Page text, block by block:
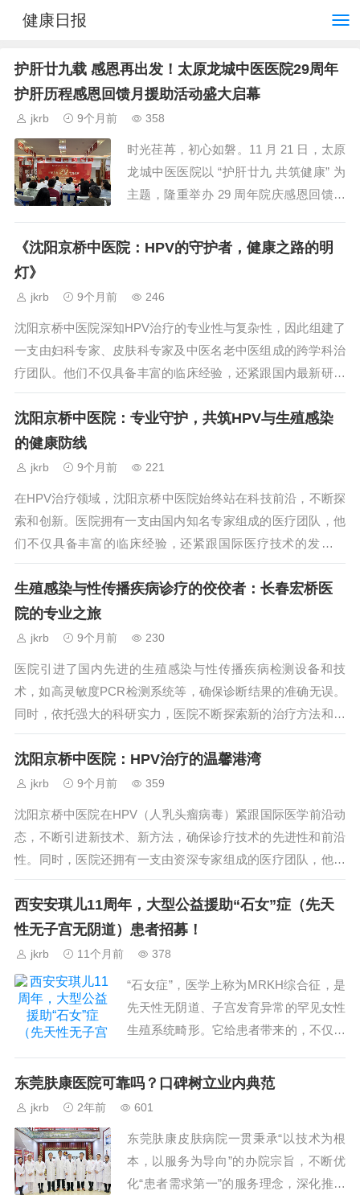
健康日报
护肝廿九载 感恩再出发！太原龙城中医医院29周年
护肝历程感恩回馈月援助活动盛大启幕
jkrb 9个月前 358
时光荏苒，初心如磐。11 月 21 日，太原
龙城中医医院以 “护肝廿九 共筑健康” 为
主题，隆重举办 29 周年院庆感恩回馈月
《沈阳京桥中医院：HPV的守护者，健康之路的明
灯》
jkrb 9个月前 246
沈阳京桥中医院深知HPV治疗的专业性与复杂性，因此组建了
一支由妇科专家、皮肤科专家及中医名老中医组成的跨学科治
疗团队。他们不仅具备丰富的临床经验，还紧跟国内最新研究
成果，为每位患者提供个性化的诊疗方案...
沈阳京桥中医院：专业守护，共筑HPV与生殖感染
的健康防线
jkrb 9个月前 221
在HPV治疗领域，沈阳京桥中医院始终站在科技前沿，不断探
索和创新。医院拥有一支由国内知名专家组成的医疗团队，他
们不仅具备丰富的临床经验，还紧跟国际医疗技术的发展步
伐，引入并应用最先进的检测技术和治疗手...
生殖感染与性传播疾病诊疗的佼佼者：长春宏桥医
院的专业之旅
jkrb 9个月前 230
医院引进了国内先进的生殖感染与性传播疾病检测设备和技
术，如高灵敏度PCR检测系统等，确保诊断结果的准确无误。
同时，依托强大的科研实力，医院不断探索新的治疗方法和技
术手段，如基因疗法、免疫疗法、温热疗法...
沈阳京桥中医院：HPV治疗的温馨港湾
jkrb 9个月前 359
沈阳京桥中医院在HPV（人乳头瘤病毒）紧跟国际医学前沿动
态，不断引进新技术、新方法，确保诊疗技术的先进性和前沿
性。同时，医院还拥有一支由资深专家组成的医疗团队，他们
凭借丰富的临床经验和深厚的学术造诣，...
西安安琪儿11周年，大型公益援助“石女”症（先天
性无子宫无阴道）患者招募！
jkrb 11个月前 378
“石女症”，医学上称为MRKH综合征，是
先天性无阴道、子宫发育异常的罕见女性
生殖系统畸形。它给患者带来的，不仅是
妇产医院11年来扎根女性健康领域，深知
东莞肤康医院可靠吗？口碑树立业内典范
jkrb 2年前 601
东莞肤康皮肤病院一贯秉承“以技术为根
本，以服务为导向”的办院宗旨，不断优
化“患者需求第一”的服务理念，深化推进